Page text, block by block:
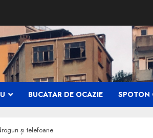
BUCATAR DE OCAZIE SPOTON
și telefoane